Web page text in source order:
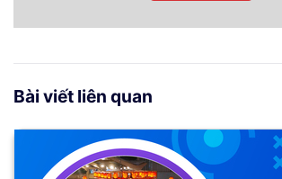
Bài viết liên quan